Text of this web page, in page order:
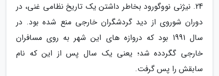
24. نیژنی نووگورود بخاطر داشتن یک تاریخ نظامی غنی، در
دوران شوروی از دید گردشگران خارجی منع شده بود. در
سال 1991 بود که دروازه های این شهر به روی مسافران
خارجی گگردده شد؛ یعنی یک سال پس از این که نام
سابقش را پس گرفت.